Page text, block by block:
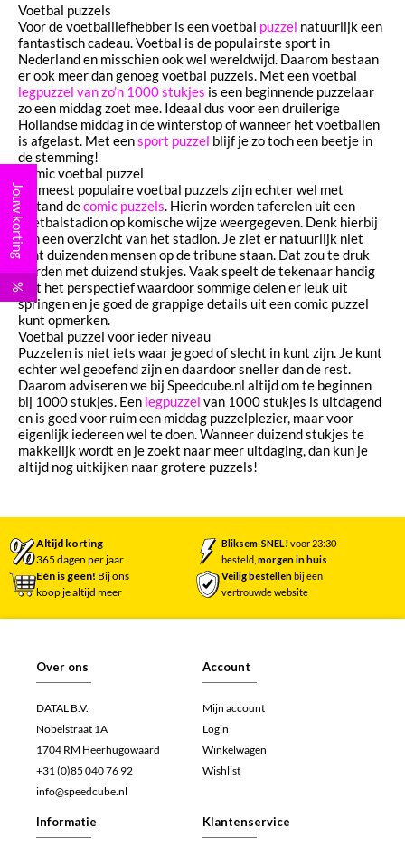
Voetbal puzzels
Voor de voetballiefhebber is een voetbal puzzel natuurlijk een
fantastisch cadeau. Voetbal is de populairste sport in
Nederland en misschien ook wel wereldwijd. Daarom bestaan
er ook meer dan genoeg voetbal puzzels. Met een voetbal
legpuzzel van zo’n 1000 stukjes is een beginnende puzzelaar
zo een middag zoet mee. Ideaal dus voor een druilerige
Hollandse middag in de winterstop of wanneer het voetballen
is afgelast. Met eensport puzzel blijf je zo toch een beetje in
de stemming!
Comic voetbal puzzel
De meest populaire voetbal puzzels zijn echter wel met
afstand decomic puzzels. Hierin worden taferelen uit een
voetbalstadion op komische wijze weergegeven. Denk hierbij
aan een overzicht van het stadion. Je ziet er natuurlijk niet
echt duizenden mensen op de tribune staan. Dat zou te druk
worden met duizend stukjes. Vaak speelt de tekenaar handig
met het perspectief waardoor sommige delen er leuk uit
springen en je goed de grappige details uit een comic puzzel
kunt opmerken.
Voetbal puzzel voor ieder niveau
Puzzelen is niet iets waar je goed of slecht in kunt zijn. Je kunt
echter wel geoefend zijn en daardoor sneller dan de rest.
Daarom adviseren we bij Speedcube.nl altijd om te beginnen
bij 1000 stukjes. Een legpuzzel van 1000 stukjes is uitdagend
en is goed voor ruim een middag puzzelplezier, maar voor
eigenlijk iedereen wel te doen. Wanneer duizend stukjes te
makkelijk wordt en je zoekt naar meer uitdaging, dan kun je
altijd nog uitkijken naar grotere puzzels!
Altijd korting
365 dagen per jaar
Bliksem-SNEL!voor 23:30
besteld,morgen in huis
Eén is geen! Bij ons
koop je altijd meer
Veilig bestellen bij een
vertrouwde website
Over ons
DATAL B.V.
Nobelstraat 1A
1704 RM Heerhugowaard
+31 (0)85 040 76 92
info@speedcube.nl
Account
Mijn account
Login
Winkelwagen
Wishlist
Informatie Klantenservice
Jouw korting
%